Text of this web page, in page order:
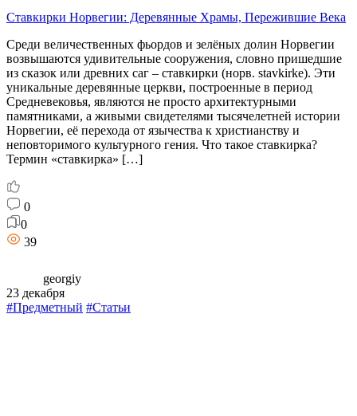
Ставкирки Норвегии: Деревянные Храмы, Пережившие Века
Среди величественных фьордов и зелёных долин Норвегии
возвышаются удивительные сооружения, словно пришедшие
из сказок или древних саг – ставкирки (норв. stavkirke). Эти
уникальные деревянные церкви, построенные в период
Средневековья, являются не просто архитектурными
памятниками, а живыми свидетелями тысячелетней истории
Норвегии, её перехода от язычества к христианству и
неповторимого культурного гения. Что такое ставкирка?
Термин «ставкирка» […]
0
0
39
georgiy
23 декабря
#Предметный #Статьи